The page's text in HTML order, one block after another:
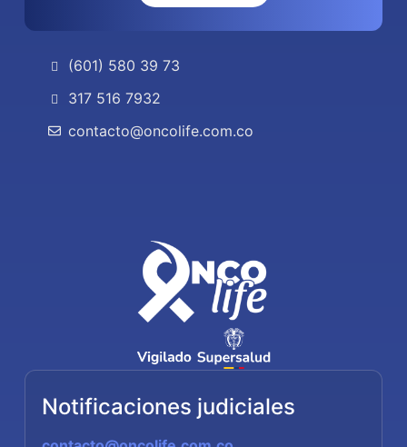
Notificaciones judiciales
(601) 580 39 73
317 516 7932
contacto@oncolife.com.co